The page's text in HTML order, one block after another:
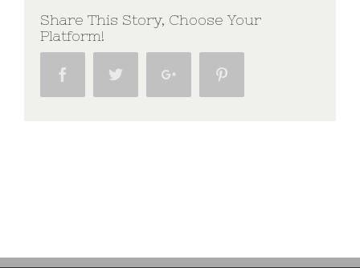
Share This Story, Choose Your
Platform!
Facebook Twitter Google+